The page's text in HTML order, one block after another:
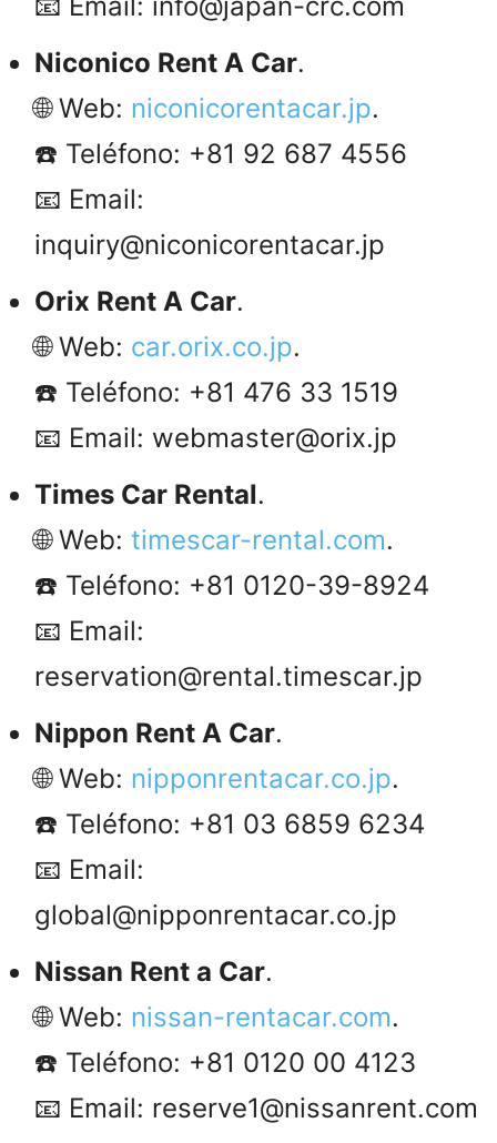
Niconico Rent A Car.
🌐 Web: niconicorentacar.jp.
☎️ Teléfono: +81 92 687 4556
📧 Email:
inquiry@niconicorentacar.jp
Orix Rent A Car.
🌐 Web: car.orix.co.jp.
☎️ Teléfono: +81 476 33 1519
📧 Email: webmaster@orix.jp
Times Car Rental.
🌐 Web: timescar-rental.com.
☎️ Teléfono: +81 0120-39-8924
📧 Email:
reservation@rental.timescar.jp
Nippon Rent A Car.
🌐 Web: nipponrentacar.co.jp.
☎️ Teléfono: +81 03 6859 6234
📧 Email:
global@nipponrentacar.co.jp
Nissan Rent a Car.
🌐 Web: nissan-rentacar.com.
☎️ Teléfono: +81 0120 00 4123
📧 Email: reserve1@nissanrent.com